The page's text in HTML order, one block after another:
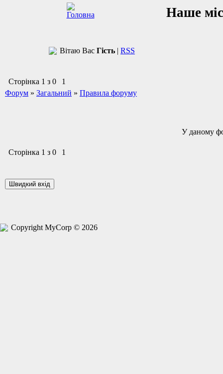
Наше
Вітаю Вас Гість | RSS
Сторінка 1 з 0
1
Форум » Загальний » Правила форуму
У даному
Сторінка 1 з 0 1
Copyright MyCorp © 2026